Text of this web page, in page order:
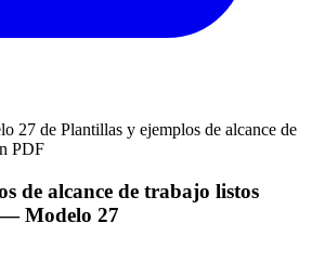
de alcance de trabajo listos
Modelo 27